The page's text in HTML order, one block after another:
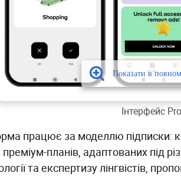
Інтерфейс
працює за моделлю підписки:
преміум-планів, адаптованих під
та експертизу лінгвістів,